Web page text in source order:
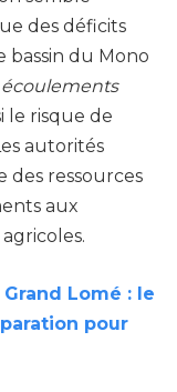
des déficits
bassin du Mono
écoulements
le risque de
autorités
ressources
aux
Lomé : le
pour